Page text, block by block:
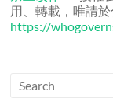
用、轉載，唯請
https://